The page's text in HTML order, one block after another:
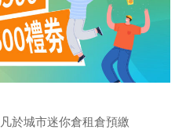
於城市迷你倉租倉預繳